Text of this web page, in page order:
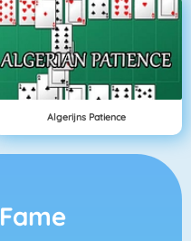
Algerijns Patience
Fame